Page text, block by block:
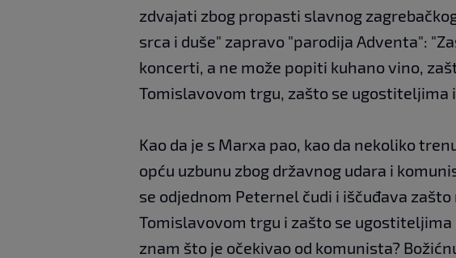
zdvajati zbog propasti slavnog
srca i duše" zapravo "parodija Adventa":
koncerti, a ne može popiti kuhano vino,
Tomislavovom trgu, zašto se ugostiteljima
Kao da je s Marxa pao, kao da nekoliko
opću uzbunu zbog državnog udara i
se odjednom Peternel čudi i iščuđava
Tomislavovom trgu i zašto se
znam što je očekivao od komunista?